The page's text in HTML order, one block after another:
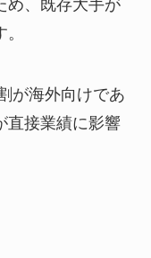
め、既存大手が
が海外向けであ
直接業績に影響